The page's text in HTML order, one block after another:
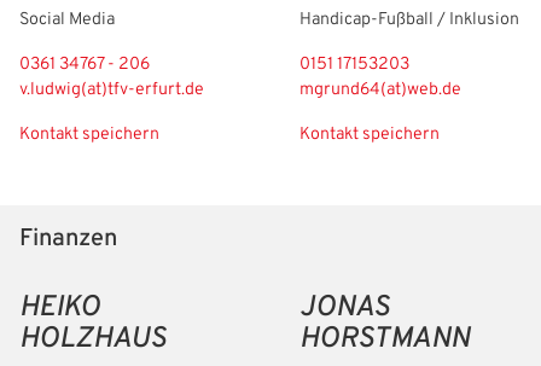
Social Media
0361 34767 - 206
v.ludwig(at)tfv-erfurt.de
Kontakt speichern
Handicap-Fußball / Inklusion
0151 17153203
mgrund64(at)web.de
Kontakt speichern
Finanzen
HEIKO
HOLZHAUS
JONAS
HORSTMANN